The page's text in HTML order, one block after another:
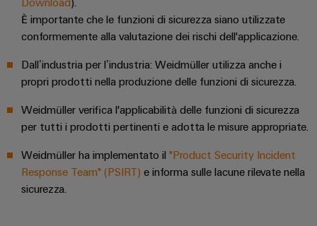
delle
acque
Soluzioni
per
dell’acqua
e
delle
acque
reflue
Oil
Stampanti
Software
Marcatori
Illuminazione
industriale
Infrastruttura
È importante che le funzioni di sicurezza siano utilizzate
conformemente alla valutazione dei rischi dell'applicazione.
Dall’industria per l’industria: Weidmüller utilizza anche i
propri prodotti nella produzione delle funzioni di sicurezza.
Weidmüller verifica l'applicabilità delle funzioni di sicurezza
per tutti i prodotti pertinenti e adotta le misure appropriate.
Weidmüller ha implementato il "Product Security Incident
Response Team" (PSIRT) e informa sulle lacune rilevate nella
sicurezza.